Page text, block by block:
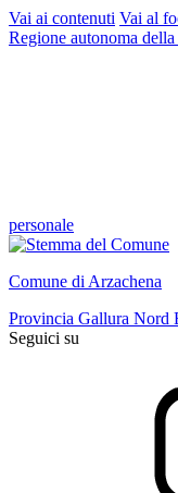
Vai ai contenuti Vai al
Regione autonoma della
personale
Comune di Arzachena
Provincia Gallura Nord
Seguici su